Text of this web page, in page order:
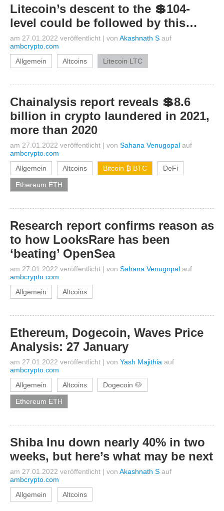
Litecoin’s descent to the 💲104-
level could be followed by this…
am 27.01.2022 veröffentlicht | von Akashnath S auf
ambcrypto.com
Allgemein
Altcoins Litecoin LTC
Chainalysis report reveals 💲8.6
billion in crypto laundered in 2021,
more than 2020
am 27.01.2022 veröffentlicht | von Sahana Venugopal auf
ambcrypto.com
Allgemein
Altcoins Bitcoin ₿ BTC DeFi
Ethereum ETH
Research report confirms reason as
to how LooksRare has been
‘beating’ OpenSea
am 27.01.2022 veröffentlicht | von Sahana Venugopal auf
ambcrypto.com
Allgemein
Altcoins
Ethereum, Dogecoin, Waves Price
Analysis: 27 January
am 27.01.2022 veröffentlicht | von Yash Majithia auf
ambcrypto.com
Allgemein
Altcoins Dogecoin 🐶
Ethereum ETH
Shiba Inu down nearly 40% in two
weeks, but here’s what may be next
am 27.01.2022 veröffentlicht | von Akashnath S auf
ambcrypto.com
Allgemein
Altcoins